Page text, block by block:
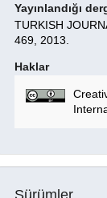
Yayınlandığı
TURKISH
469, 2013.
Haklar